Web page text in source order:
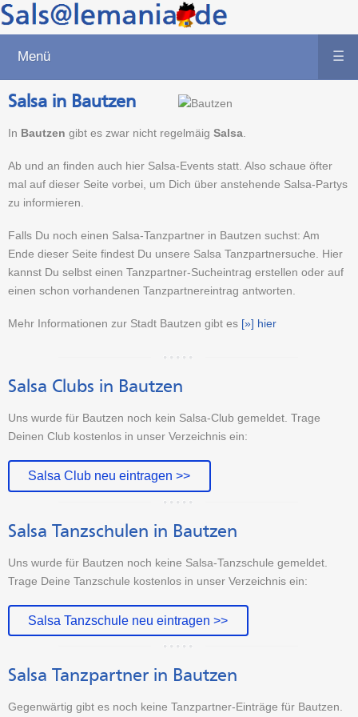
Menü ☰
Salsa in Bautzen
In Bautzen gibt es zwar nicht regelmäig Salsa
Ab und an finden auch hier Salsa-Events statt. Also schaue öfter
mal auf dieser Seite vorbei, um Dich über anstehende Salsa-Partys
zu informieren.
Falls Du noch einen Salsa-Tanzpartner in Bautzen suchst: Am
Ende dieser Seite findest Du unsere Salsa Tanzpartnersuche. Hier
kannst Du selbst einen Tanzpartner-Sucheintrag erstellen oder auf
einen schon vorhandenen Tanzpartnereintrag antworten.
Mehr Informationen zur Stadt Bautzen gibt es [»] hier
Salsa Clubs in Bautzen
Uns wurde für Bautzen noch kein Salsa-Club gemeldet. Trage
Deinen Club kostenlos in unser Verzeichnis ein:
Salsa Club neu eintragen >>
Salsa Tanzschulen in Bautzen
Uns wurde für Bautzen noch keine Salsa-Tanzschule gemeldet.
Trage Deine Tanzschule kostenlos in unser Verzeichnis ein:
Salsa Tanzschule neu eintragen >>
Salsa Tanzpartner in Bautzen
Gegenwärtig gibt es noch keine Tanzpartner-Einträge für Bautzen.